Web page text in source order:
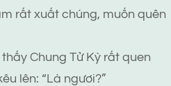
rất xuất chúng, muốn quên
Chung Tử Kỳ rất quen
lên: “Là ngươi?”